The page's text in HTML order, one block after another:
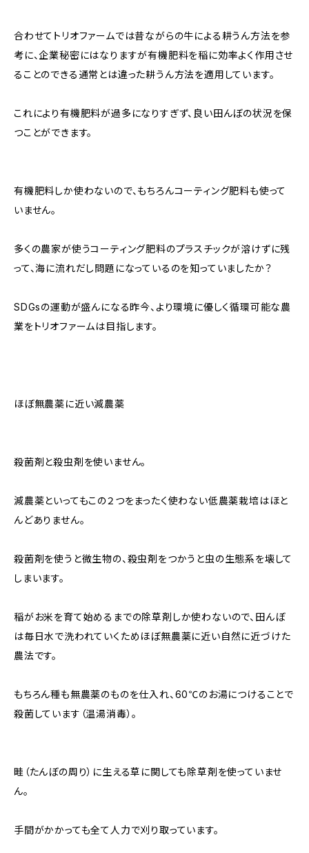
合わせてトリオファームでは昔ながらの牛による耕うん方法を参
考に、企業秘密にはなりますが有機肥料を稲に効率よく作用させ
ることのできる通常とは違った耕うん方法を適用しています。
これにより有機肥料が過多になりすぎず、良い田んぼの状況を保
つことができます。
有機肥料しか使わないので、もちろんコーティング肥料も使って
いません。
多くの農家が使うコーティング肥料のプラスチックが溶けずに残
って、海に流れだし問題になっているのを知っていましたか？
SDGsの運動が盛んになる昨今、より環境に優しく循環可能な農
業をトリオファームは目指します。
ほぼ無農薬に近い減農薬
殺菌剤と殺虫剤を使いません。
減農薬といってもこの２つをまったく使わない低農薬栽培はほと
んどありません。
殺菌剤を使うと微生物の、殺虫剤をつかうと虫の生態系を壊して
しまいます。
稲がお米を育て始めるまでの除草剤しか使わないので、田んぼ
は毎日水で洗われていくためほぼ無農薬に近い自然に近づけた
農法です。
もちろん種も無農薬のものを仕入れ、60℃のお湯につけることで
殺菌しています（温湯消毒）。
畦（たんぼの周り）に生える草に関しても除草剤を使っていませ
ん。
手間がかかっても全て人力で刈り取っています。